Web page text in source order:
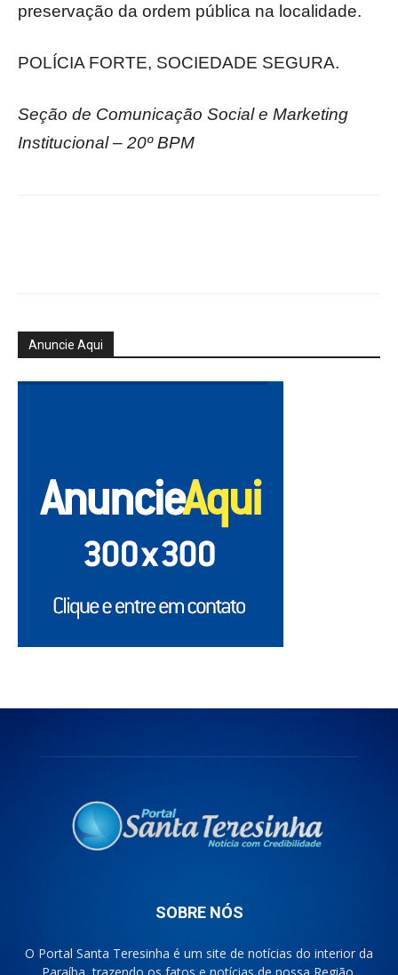
preservação da ordem pública na localidade.
POLÍCIA FORTE, SOCIEDADE SEGURA.
Seção de Comunicação Social e Marketing
Institucional – 20º BPM
Anuncie Aqui
SOBRE NÓS
O Portal Santa Teresinha é um site de notícias do interior da